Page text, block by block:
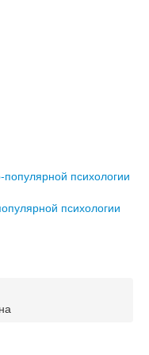
психологии
психологии